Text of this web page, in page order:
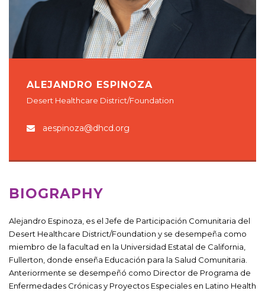
ALEJANDRO ESPINOZA
Desert Healthcare District/Foundation
aespinoza@dhcd.org
BIOGRAPHY
Alejandro Espinoza, es el Jefe de Participación Comunitaria del
Desert Healthcare District/Foundation y se desempeña como
miembro de la facultad en la Universidad Estatal de California,
Fullerton, donde enseña Educación para la Salud Comunitaria.
Anteriormente se desempeñó como Director de Programa de
Enfermedades Crónicas y Proyectos Especiales en Latino Health